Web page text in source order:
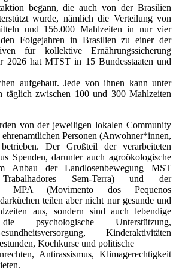
begann, die auch von der Brasilien
wurde, nämlich die Verteilung von
und 156.000 Mahlzeiten in nur vier
Folgejahren in Brasilien zu einer der
für kollektive Ernährungssicherung
2026 hat MTST in 15 Bundesstaaten und
aufgebaut. Jede von ihnen kann unter
täglich zwischen 100 und 300 Mahlzeiten
von der jeweiligen lokalen Community
Personen (Anwohner*innen,
Der Großteil der verarbeiteten
Spenden, darunter auch agroökologische
Anbau der Landlosenbewegung MST
Sem-Terra) und der
MPA (Movimento dos Pequenos
teilen aber nicht nur gesunde und
aus, sondern sind auch lebendige
die psychologische Unterstützung,
Kinderaktivitäten
Kochkurse und politische
Antirassismus, Klimagerechtigkeit